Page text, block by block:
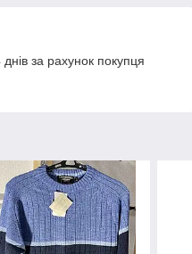
за рахунок покупця